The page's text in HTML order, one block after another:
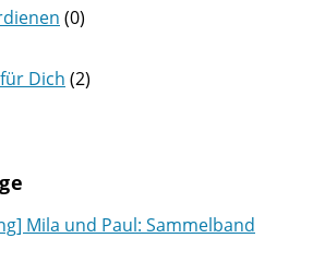
(0)
Dich (2)
Mila und Paul: Sammelband